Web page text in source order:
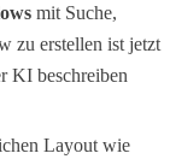
mit Suche,
zu erstellen ist jetzt
KI beschreiben
Layout wie